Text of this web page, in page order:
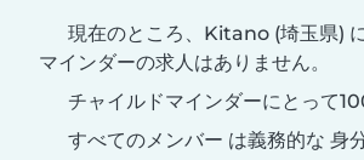
現在のところ、Kitano (埼玉県)
マインダーの求人はありません。
チャイルドマインダーにとって
すべてのメンバー は義務的な 身